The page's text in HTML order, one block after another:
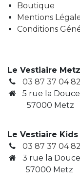
Boutique
Mentions
Conditions
Le Vestiaire Metz
03 87 37 04 82
5 rue la
57000 Metz
Le Vestiaire Kids
03 87 37 04 82
3 rue la
​ 57000 Metz